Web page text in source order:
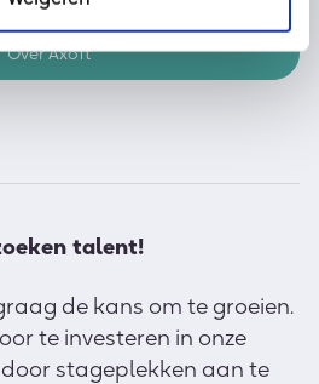
Over Axoft
talent!
de kans om te groeien.
te investeren in onze
stageplekken aan te